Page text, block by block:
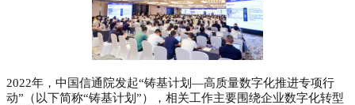
2022年，中国信通院发起“铸基计划—高质量数字化推进专项行
动”（以下简称“铸基计划”），相关工作主要围绕企业数字化转型